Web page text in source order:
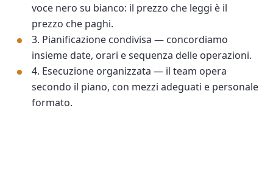
voce nero su bianco: il prezzo che leggi è il
prezzo che paghi.
3. Pianificazione condivisa — concordiamo
insieme date, orari e sequenza delle operazioni.
4. Esecuzione organizzata — il team opera
secondo il piano, con mezzi adeguati e personale
formato.